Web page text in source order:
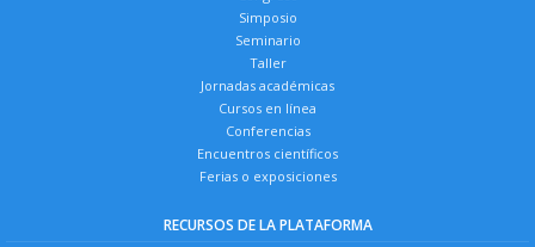
Simposio
Seminario
Taller
Jornadas académicas
Cursos en línea
Conferencias
Encuentros científicos
Ferias o exposiciones
RECURSOS DE LA PLATAFORMA